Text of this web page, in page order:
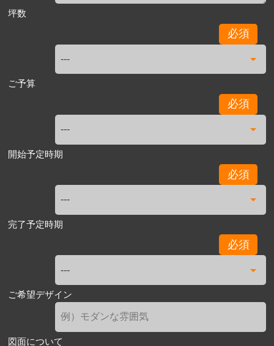
坪数
必須
ご予算
必須
開始予定時期
必須
完了予定時期
必須
ご希望デザイン
図面について